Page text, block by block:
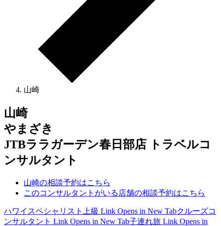
山崎
山崎
やまざき
JTBララガーデン春日部店 トラベルコ
ンサルタント
山崎の相談予約はこちら
このコンサルタントがいる店舗の相談予約はこちら
ハワイスペシャリスト上級 Link Opens in New Tabクルーズコ
ンサルタント Link Opens in New Tab子連れ旅 Link Opens in